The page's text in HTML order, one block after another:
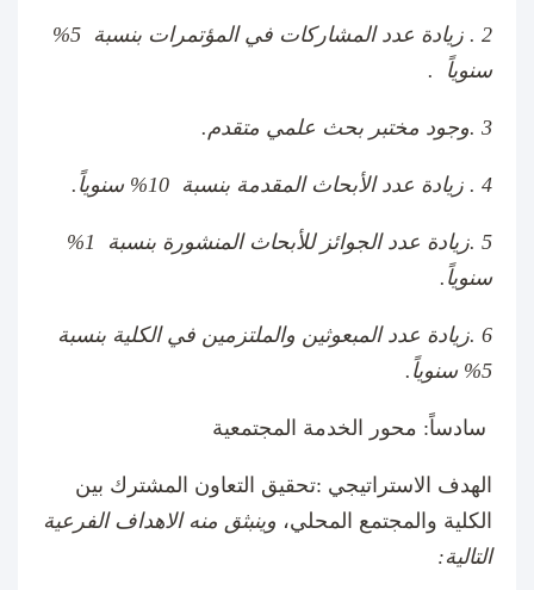
2 . زيادة عدد المشاركات في المؤتمرات بنسبة 5%
سنوياً .
3 .وجود مختبر بحث علمي متقدم.
4 . زيادة عدد الأبحاث المقدمة بنسبة 10% سنوياً.
5 .زيادة عدد الجوائز للأبحاث المنشورة بنسبة 1%
سنوياً.
6 .زيادة عدد المبعوثين والملتزمين في الكلية بنسبة
5% سنوياً.
سادساً: محور الخدمة المجتمعية
الهدف الاستراتيجي :تحقيق التعاون المشترك بين
الكلية والمجتمع المحلي، وينبثق منه الاهداف الفرعية
التالية: